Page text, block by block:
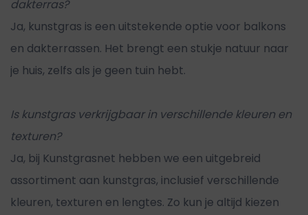
dakterras?
Ja, kunstgras is een uitstekende optie voor balkons
en dakterrassen. Het brengt een stukje natuur naar
je huis, zelfs als je geen tuin hebt.
Is kunstgras verkrijgbaar in verschillende kleuren en
texturen?
Ja, bij Kunstgrasnet hebben we een uitgebreid
assortiment aan kunstgras, inclusief verschillende
kleuren, texturen en lengtes. Zo kun je altijd kiezen